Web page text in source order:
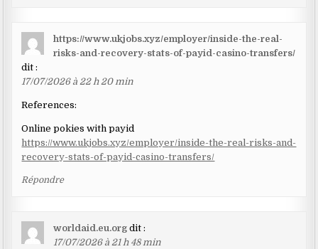
https://www.ukjobs.xyz/employer/inside-the-real-
risks-and-recovery-stats-of-payid-casino-transfers/
dit :
17/07/2026 à 22 h 20 min
References:
Online pokies with payid
https://www.ukjobs.xyz/employer/inside-the-real-risks-and-
recovery-stats-of-payid-casino-transfers/
Répondre
worldaid.eu.org dit :
17/07/2026 à 21 h 48 min